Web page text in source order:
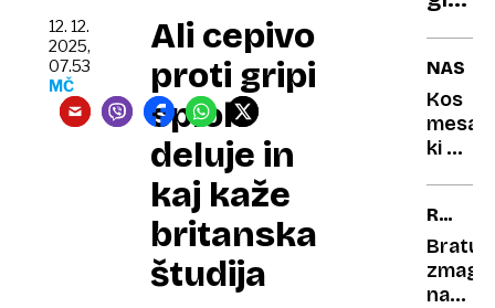
Ali cepivo
proti gripi
sploh
deluje in
kaj kaže
britanska
študija
12. 12.
2025,
07.53
MČ
še
edina
tarča
Kos
mesa,
ki ga
ne
kupuje,
je
poceni
NOVICE
na